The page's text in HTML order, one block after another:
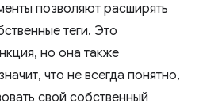
позволяют расширять
теги. Это
но она также
что не всегда понятно,
свой собственный